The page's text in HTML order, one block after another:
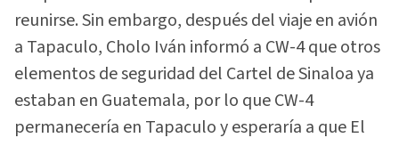
reunirse. Sin embargo, después del viaje en avión
a Tapaculo, Cholo Iván informó a CW-4 que otros
elementos de seguridad del Cartel de Sinaloa ya
estaban en Guatemala, por lo que CW-4
permanecería en Tapaculo y esperaría a que El